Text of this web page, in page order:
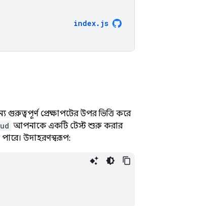
index. js
গুরুত্বপূর্ণ প্রেক্ষাপটের উপর ভিত্তি করে
আপনাকে একটি টেস্ট শুরু করার
উদাহরণস্বরূপ: